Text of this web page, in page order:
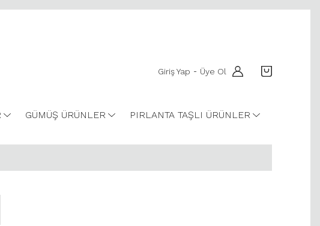
Giriş Yap - Üye Ol
GÜMÜŞ ÜRÜNLER PIRLANTA TAŞLI ÜRÜNLER